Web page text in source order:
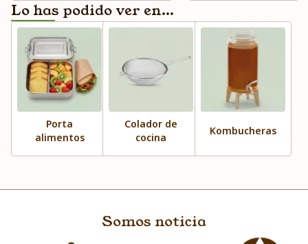
Lo has podido ver en...
Porta
alimentos
Colador de
cocina
Kombucheras
Somos noticia